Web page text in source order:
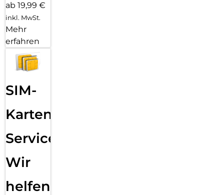
ab 19,99 €
inkl. MwSt.
Mehr
erfahren
SIM-
Karten
Service:
Wir
helfen